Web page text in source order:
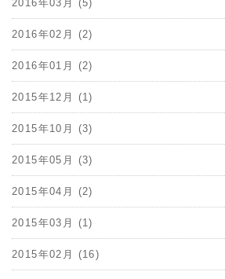
2016年03月 (5)
2016年02月 (2)
2016年01月 (2)
2015年12月 (1)
2015年10月 (3)
2015年05月 (3)
2015年04月 (2)
2015年03月 (1)
2015年02月 (16)